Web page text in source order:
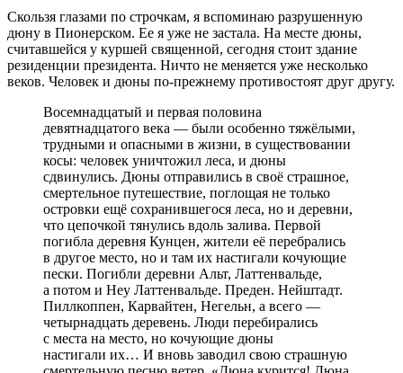
Скользя глазами по строчкам, я вспоминаю разрушенную
дюну в Пионерском. Ее я уже не застала. На месте дюны,
считавшейся у куршей священной, сегодня стоит здание
резиденции президента. Ничто не меняется уже несколько
веков. Человек и дюны по-прежнему противостоят друг другу.
Восемнадцатый и первая половина
девятнадцатого века — были особенно тяжёлыми,
трудными и опасными в жизни, в существовании
косы: человек уничтожил леса, и дюны
сдвинулись. Дюны отправились в своё страшное,
смертельное путешествие, поглощая не только
островки ещё сохранившегося леса, но и деревни,
что цепочкой тянулись вдоль залива. Первой
погибла деревня Кунцен, жители её перебрались
в другое место, но и там их настигали кочующие
пески. Погибли деревни Альт, Латтенвальде,
а потом и Неу Латтенвальде. Преден. Нейштадт.
Пиллкоппен, Карвайтен, Негельн, а всего —
четырнадцать деревень. Люди перебирались
с места на место, но кочующие дюны
настигали их… И вновь заводил свою страшную